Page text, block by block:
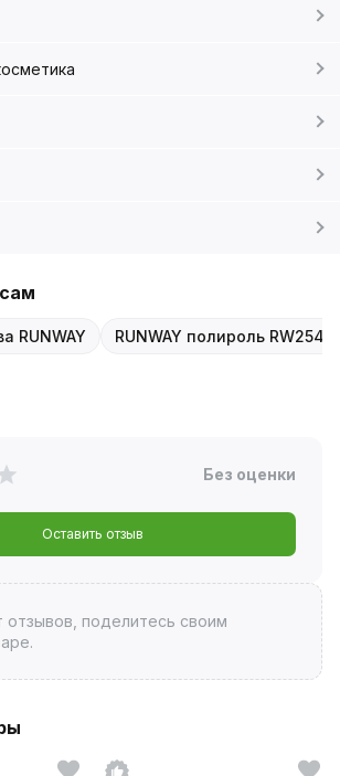
RUNWAY RUNWAY полироль RW2544
Без оценки
Оставить отзыв
поделитесь своим